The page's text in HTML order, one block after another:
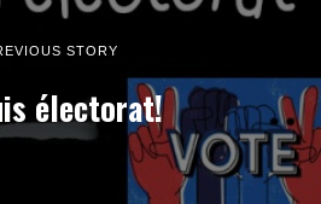
STORY
électorat!